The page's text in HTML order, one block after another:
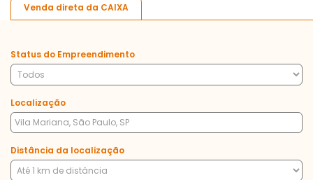
Venda direta da CAIXA
Status do Empreendimento
Localização
Distância da localização